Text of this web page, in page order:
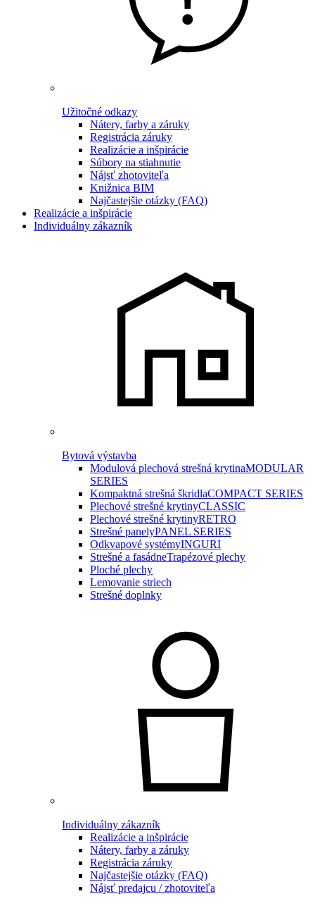
Užitočné odkazy
Nátery, farby a záruky
Registrácia záruky
Realizácie a inšpirácie
Súbory na stiahnutie
Nájsť zhotoviteľa
Knižnica BIM
Najčastejšie otázky (FAQ)
Realizácie a inšpirácie
Individuálny zákazník
Bytová výstavba
Modulová plechová strešná krytinaMODULAR
SERIES
Kompaktná strešná škridlaCOMPACT SERIES
Plechové strešné krytinyCLASSIC
Plechové strešné krytinyRETRO
Strešné panelyPANEL SERIES
Odkvapové systémyINGURI
Strešné a fasádneTrapézové plechy
Ploché plechy
Lemovanie striech
Strešné doplnky
Individuálny zákazník
Realizácie a inšpirácie
Nátery, farby a záruky
Registrácia záruky
Najčastejšie otázky (FAQ)
Nájsť predajcu / zhotoviteľa